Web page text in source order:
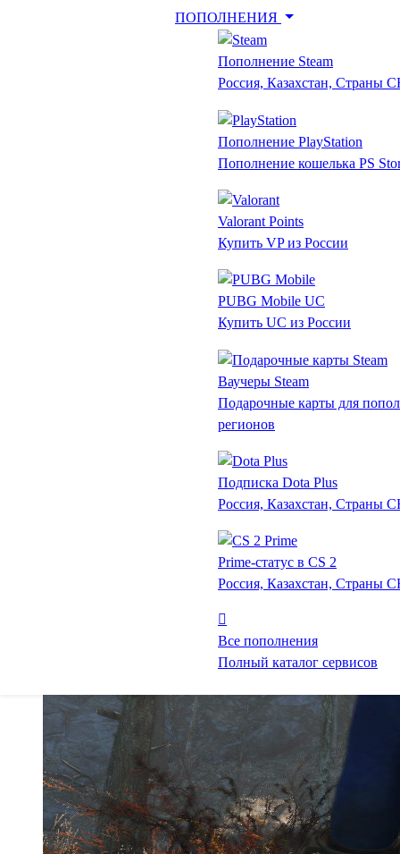
ПОПОЛНЕНИЯ
Пополнение Steam
Россия, Казахстан, Страны
Пополнение PlayStation
Пополнение кошелька PS
Valorant Points
Купить VP из России
PUBG Mobile UC
Купить UC из России
Ваучеры Steam
Подарочные карты для
регионов
Подписка Dota Plus
Россия, Казахстан, Страны
Prime-статус в CS 2
Россия, Казахстан, Страны
Все пополнения
Полный каталог сервисов